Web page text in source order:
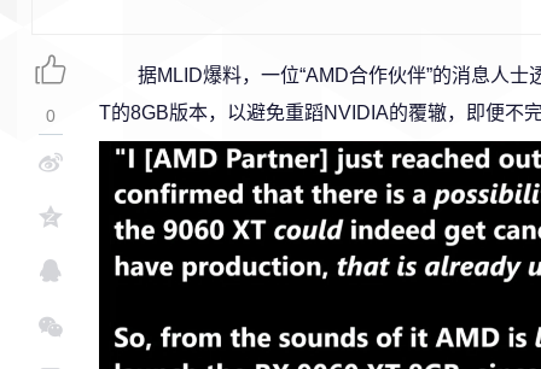
据MLID爆料，一位“AMD合作伙伴”的消息人
T的8GB版本，以避免重蹈NVIDIA的覆辙，即便不
0